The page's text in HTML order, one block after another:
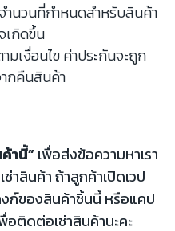
ำนวนที่กำหนดสำหรับสินค้า
เกิดขึ้น
เงื่อนไข ค่าประกันจะถูก
กคืนสินค้า
านี้”เพื่อส่งข้อความหาเรา
าสินค้า ถ้าลูกค้าเปิดเวป
ก์ของสินค้าชิ้นนี้ หรือแคป
อติดต่อเช่าสินค้านะคะ